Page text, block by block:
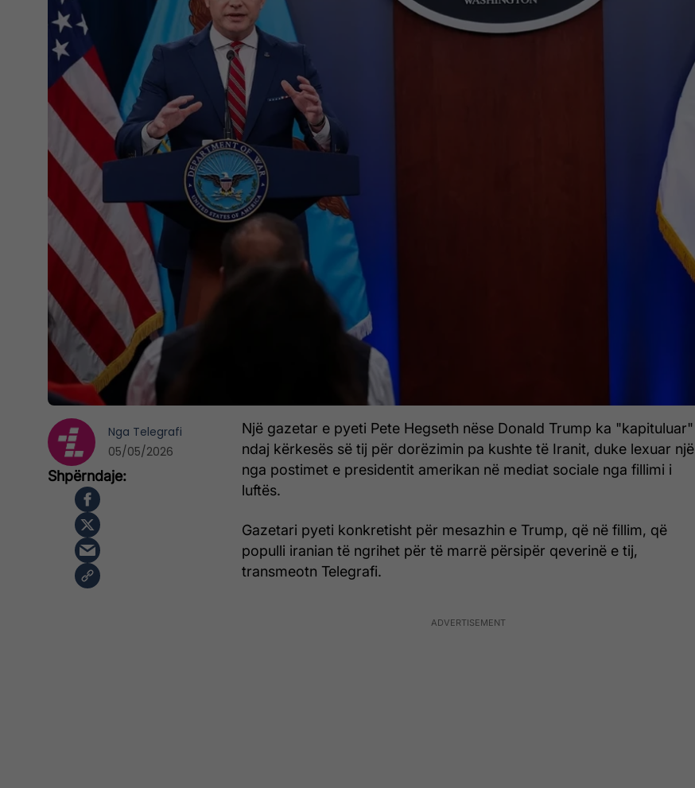
Një gazetar e pyeti Pete Hegseth nëse Donald Trump ka "kapituluar"
ndaj kërkesës së tij për dorëzimin pa kushte të Iranit, duke lexuar një
nga postimet e presidentit amerikan në mediat sociale nga fillimi i
luftës.
Gazetari pyeti konkretisht për mesazhin e Trump, që në fillim, që
populli iranian të ngrihet për të marrë përsipër qeverinë e tij,
transmeotn Telegrafi.
Nga Telegrafi
05/05/2026